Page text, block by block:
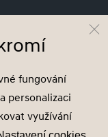
fungování
personalizaci
využívání